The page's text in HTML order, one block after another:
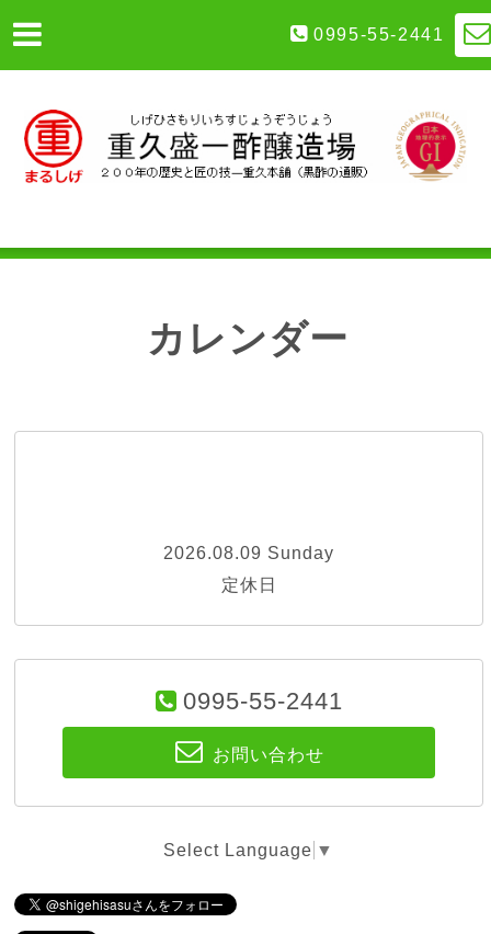
0995-55-2441
カレンダー
2026.08.09 Sunday
定休日
0995-55-2441
お問い合わせ
Select Language ▼